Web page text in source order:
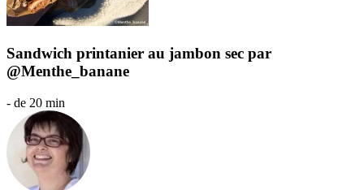
Sandwich printanier au jambon sec par
@Menthe_banane
- de 20 min